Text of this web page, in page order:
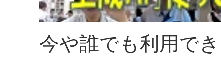
今や誰でも利用で